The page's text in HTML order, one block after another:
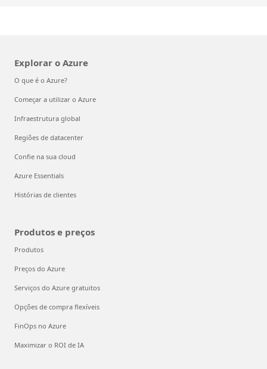
Explorar o Azure
O que é o Azure?
Começar a utilizar o Azure
Infraestrutura global
Regiões de datacenter
Confie na sua cloud
Azure Essentials
Histórias de clientes
Produtos e preços
Produtos
Preços do Azure
Serviços do Azure gratuitos
Opções de compra flexíveis
FinOps no Azure
Maximizar o ROI de IA